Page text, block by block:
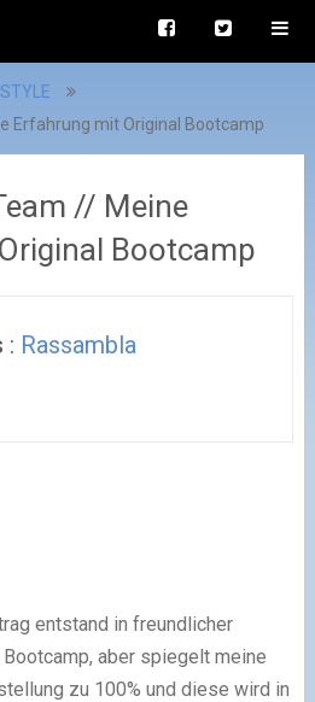
Erfahrung mit Original Bootcamp
// Meine
Bootcamp
: Rassambla
entstand in freundlicher
aber spiegelt meine
zu 100% und diese wird in